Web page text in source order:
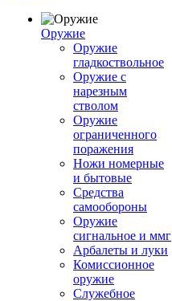
Оружие
Оружие
гладкоствольное
Оружие с
нарезным
стволом
Оружие
ограниченного
поражения
Ножи номерные
и бытовые
Средства
самообороны
Оружие
сигнальное и ммг
Арбалеты и луки
Комиссионное
оружие
Служебное